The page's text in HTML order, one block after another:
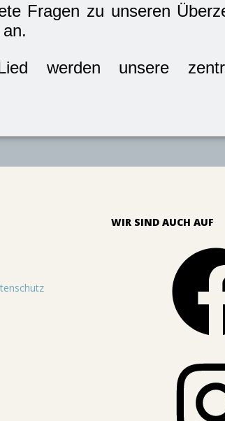
Fragen zu unseren
werden unsere
WIR SIND AUCH AUF